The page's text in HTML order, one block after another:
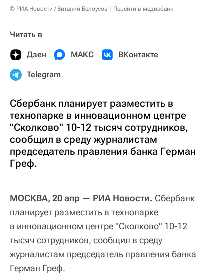
© РИА Новости / Виталий Белоусов Перейти в медиабанк
Читать в
Дзен МАКС ВКонтакте
Telegram
Сбербанк планирует разместить в
технопарке в инновационном центре
"Сколково" 10-12 тысяч сотрудников,
сообщил в среду журналистам
председатель правления банка Герман
Греф.
МОСКВА, 20 апр — РИА Новости. Сбербанк
планирует разместить в технопарке
в инновационном центре "Сколково" 10-12
тысяч сотрудников, сообщил в среду
журналистам председатель правления банка
Герман Греф.